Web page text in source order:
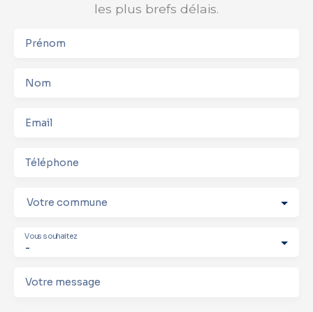
les plus brefs délais.
Prénom
Nom
Email
Téléphone
Votre commune
-
Vous souhaitez
Votre message